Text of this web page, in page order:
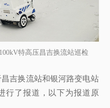
特高压昌吉换流站巡检
吉换流站和银河路变电站
行了报道，以下为报道原